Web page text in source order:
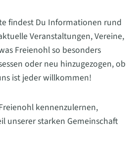
findest Du Informationen rund
Veranstaltungen, Vereine,
Freienohl so besonders
oder neu hinzugezogen, ob
ist jeder willkommen!
kennenzulernen,
unserer starken Gemeinschaft